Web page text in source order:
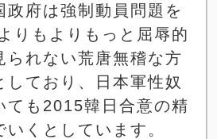
政府は強制動員問題を
りもよりもっと屈辱的
られない荒唐無稽な方
しており、日本軍性奴
ても 2015韓日合意の精
くとしています。